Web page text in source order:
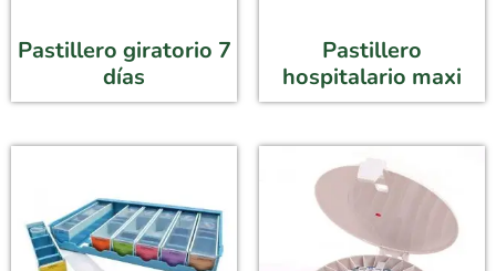
Pastillero giratorio 7
días
Pastillero
hospitalario maxi